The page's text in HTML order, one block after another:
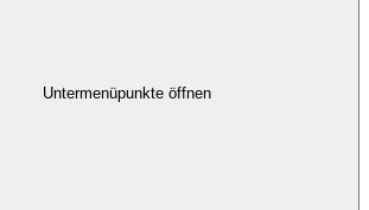
Untermenüpunkte öffnen